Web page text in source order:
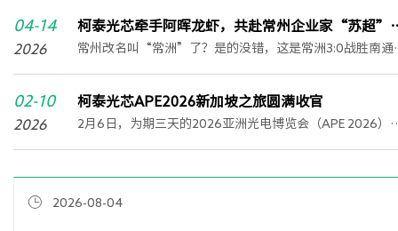
赴山野清风，主打一个快乐生活、快乐工作！01进山吸氧
锁庐山夏日治愈风光离开城市的四十度高温，一头扎进庐
的天然空调房。登临含鄱口，极目远眺，鄱阳湖烟波浩渺
探访三叠泉，飞瀑如练，水雾扑面而来；漫步如琴湖畔、
径深处，锦绣谷中云雾缭绕。
04-14
2026
柯泰光芯牵手阿晖龙虾，共赴常州企业家“苏超”
约
常州改名叫“常洲”了？是的没错，这是常洲3:0战胜南通
轮，常洲取得新赛季开门红，热烈盛开！
02-10
2026
柯泰光芯APE2026新加坡之旅圆满收官
2月6日，为期三天的2026亚洲光电博览会（APE 2026）
2026-08-04